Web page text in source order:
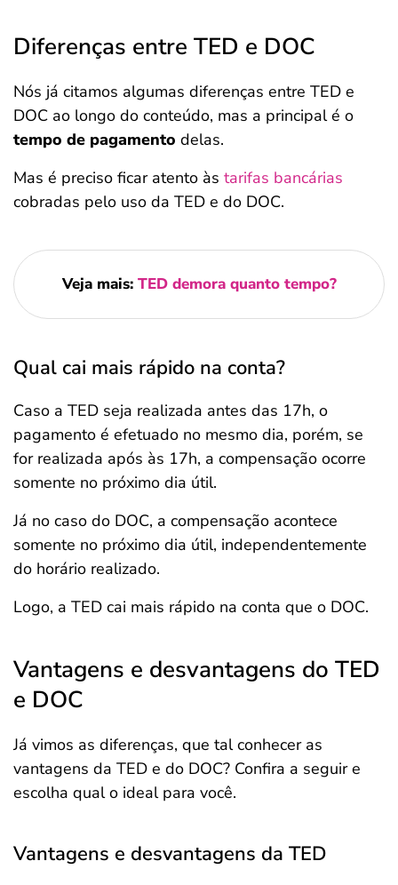
Diferenças entre TED e DOC
Nós já citamos algumas diferenças entre TED e
DOC ao longo do conteúdo, mas a principal é o
tempo de pagamento delas.
Mas é preciso ficar atento às tarifas bancárias
cobradas pelo uso da TED e do DOC.
Veja mais: TED demora quanto tempo?
Qual cai mais rápido na conta?
Caso a TED seja realizada antes das 17h, o
pagamento é efetuado no mesmo dia, porém, se
for realizada após às 17h, a compensação ocorre
somente no próximo dia útil.
Já no caso do DOC, a compensação acontece
somente no próximo dia útil, independentemente
do horário realizado.
Logo, a TED cai mais rápido na conta que o DOC.
Vantagens e desvantagens do TED
e DOC
Já vimos as diferenças, que tal conhecer as
vantagens da TED e do DOC? Confira a seguir e
escolha qual o ideal para você.
Vantagens e desvantagens da TED